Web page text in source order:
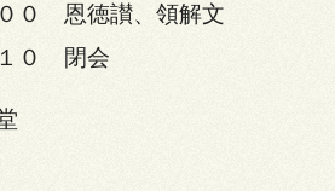
０ 恩徳讃、領解文
閉会